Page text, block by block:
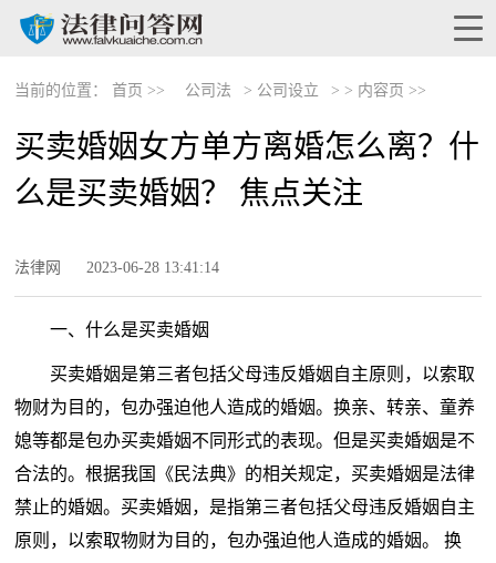
当前的位置： 首页 >> 公司法 > 公司设立 > > 内容页 >>
买卖婚姻女方单方离婚怎么离？什
么是买卖婚姻？ 焦点关注
法律网 2023-06-28 13:41:14
一、什么是买卖婚姻
买卖婚姻是第三者包括父母违反婚姻自主原则，以索取
物财为目的，包办强迫他人造成的婚姻。换亲、转亲、童养
媳等都是包办买卖婚姻不同形式的表现。但是买卖婚姻是不
合法的。根据我国《民法典》的相关规定，买卖婚姻是法律
禁止的婚姻。买卖婚姻，是指第三者包括父母违反婚姻自主
原则，以索取物财为目的，包办强迫他人造成的婚姻。 换